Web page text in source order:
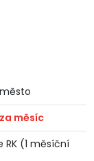
měsíc
RK (1 měsíční